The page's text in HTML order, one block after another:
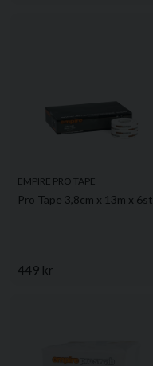
EMPIRE PRO TAPE
Pro Tape 3,8cm x 13m x 6st
449 kr